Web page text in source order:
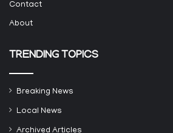
Contact
About
TRENDING TOPICS
Breaking News
Local News
Archived Articles